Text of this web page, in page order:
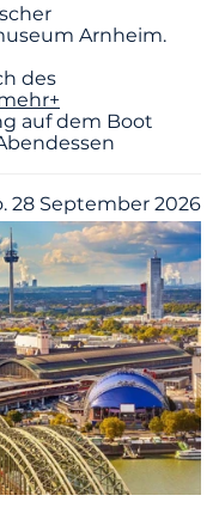
Arnheim.
des
auf dem Boot
28 September 2026